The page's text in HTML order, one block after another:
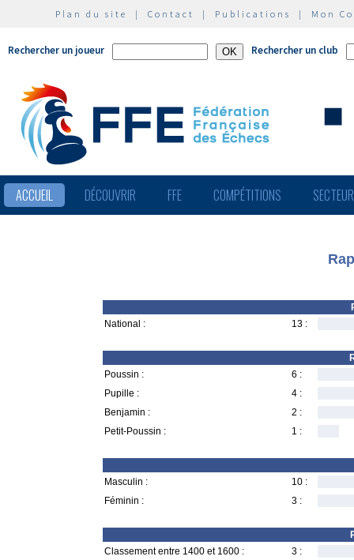
Plan du site | Contact | Publications | Mon
Rechercher un joueur Rechercher un club
ACCUEIL DÉCOUVRIR FFE COMPÉTITIONS
National :
13 :
Poussin :
6 :
Pupille :
4 :
Benjamin :
2 :
Petit-Poussin :
1 :
Masculin :
10 :
Féminin :
3 :
Classement entre 1400 et 1600 :
3 :